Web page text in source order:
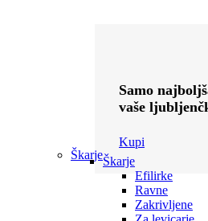
Samo
vaše
Kupi
ŠkarjeŠkarje
Efilirke
Ravne
Zakrivljene